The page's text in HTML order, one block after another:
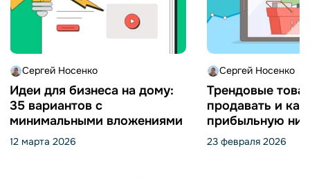
Сергей Носенко
Идеи для бизнеса на дому:
35 вариантов с
минимальными вложениями
12 марта 2026
Сергей Носенко
Трендовые
продавать и
прибыльную
23 февраля 2026